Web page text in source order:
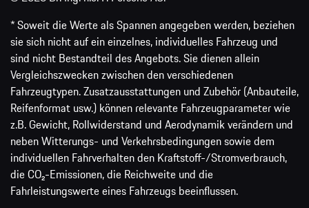
* Soweit die Werte als Spannen angegeben werden, beziehen
sie sich nicht auf ein einzelnes, individuelles Fahrzeug und
sind nicht Bestandteil des Angebots. Sie dienen allein
Vergleichszwecken zwischen den verschiedenen
Fahrzeugtypen. Zusatzausstattungen und Zubehör (Anbauteile,
Reifenformat usw.) können relevante Fahrzeugparameter wie
z.B. Gewicht, Rollwiderstand und Aerodynamik verändern und
neben Witterungs- und Verkehrsbedingungen sowie dem
individuellen Fahrverhalten den Kraftstoff-/Stromverbrauch,
die CO₂-Emissionen, die Reichweite und die
Fahrleistungswerte eines Fahrzeugs beeinflussen.